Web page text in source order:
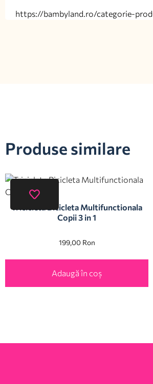
https://bambyland.ro/categorie-
Produse similare
Tricicleta Bicicleta Multifunctionala
Copii 3 in 1
199,00 Ron
Adaugă în coș